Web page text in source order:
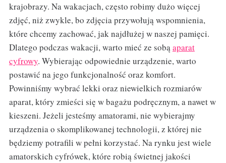
krajobrazy. Na wakacjach, często robimy dużo więcej
zdjęć, niż zwykle, bo zdjęcia przywołują wspomnienia,
które chcemy zachować, jak najdłużej w naszej pamięci.
Dlatego podczas wakacji, warto mieć ze sobąaparat
cyfrowy. Wybierając odpowiednie urządzenie, warto
postawić na jego funkcjonalność oraz komfort.
Powinniśmy wybrać lekki oraz niewielkich rozmiarów
aparat, który zmieści się w bagażu podręcznym, a nawet w
kieszeni. Jeżeli jesteśmy amatorami, nie wybierajmy
urządzenia o skomplikowanej technologii, z której nie
będziemy potrafili w pełni korzystać. Na rynku jest wiele
amatorskich cyfrówek, które robią świetnej jakości